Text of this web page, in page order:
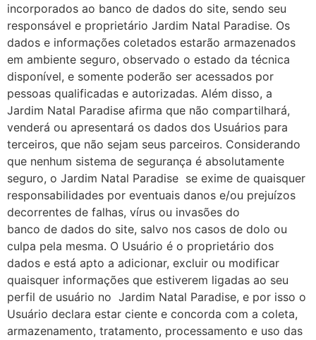
incorporados ao banco de dados do site, sendo seu
responsável e proprietário Jardim Natal Paradise. Os
dados e informações coletados estarão armazenados
em ambiente seguro, observado o estado da técnica
disponível, e somente poderão ser acessados por
pessoas qualificadas e autorizadas. Além disso, a
Jardim Natal Paradise afirma que não compartilhará,
venderá ou apresentará os dados dos Usuários para
terceiros, que não sejam seus parceiros. Considerando
que nenhum sistema de segurança é absolutamente
seguro, o Jardim Natal Paradise se exime de quaisquer
responsabilidades por eventuais danos e/ou prejuízos
decorrentes de falhas, vírus ou invasões do
banco de dados do site, salvo nos casos de dolo ou
culpa pela mesma. O Usuário é o proprietário dos
dados e está apto a adicionar, excluir ou modificar
quaisquer informações que estiverem ligadas ao seu
perfil de usuário no Jardim Natal Paradise, e por isso o
Usuário declara estar ciente e concorda com a coleta,
armazenamento, tratamento, processamento e uso das